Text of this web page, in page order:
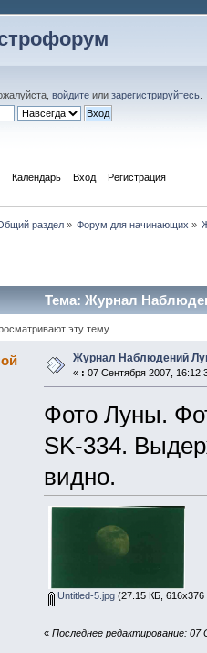
войдите или зарегистрируйтесь
Календарь Вход Регистрация
раздел» Форум для начинающих »
Тема: Журнал
эту тему.
Журнал Наблюдений
« : 07 Сентября 2007,
Фото Луны.
SK-334.
видно.
Untitled-5.jpg(27.15 КБ, 616x376
« Последнее редактирование: